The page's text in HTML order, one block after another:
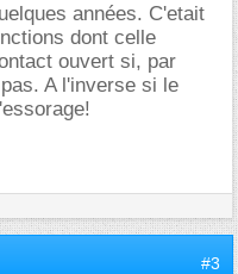
années. C'etait
dont celle
ouvert si, par
A l'inverse si le
#3